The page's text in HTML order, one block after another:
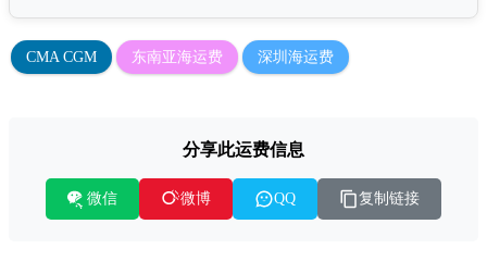
CMA CGM 东南亚海运费 深圳海运费
分享此运费信息
微信 微博 QQ 复制链接